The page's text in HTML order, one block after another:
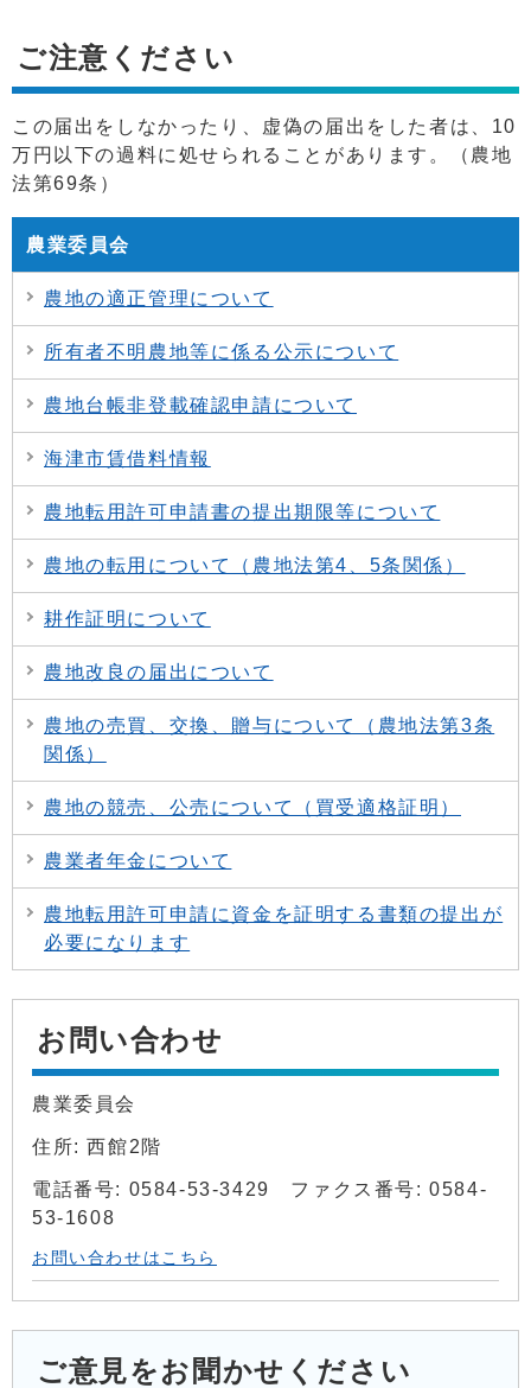
ご注意ください
この届出をしなかったり、虚偽の届出をした者は、10
万円以下の過料に処せられることがあります。（農地
法第69条）
農業委員会
農地の適正管理について
所有者不明農地等に係る公示について
農地台帳非登載確認申請について
海津市賃借料情報
農地転用許可申請書の提出期限等について
農地の転用について（農地法第4、5条関係）
耕作証明について
農地改良の届出について
農地の売買、交換、贈与について（農地法第3条
関係）
農地の競売、公売について（買受適格証明）
農業者年金について
農地転用許可申請に資金を証明する書類の提出が
必要になります
お問い合わせ
農業委員会
住所: 西館2階
電話番号: 0584-53-3429 ファクス番号: 0584-
53-1608
お問い合わせはこちら
ご意見をお聞かせください